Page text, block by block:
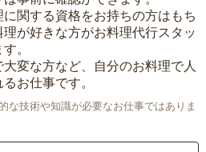
関する資格をお持ちの方はもち
が好きな方がお料理代行スタッ
。
変な方など、自分のお料理で人
お仕事です。
な技術や知識が必要なお仕事ではありま